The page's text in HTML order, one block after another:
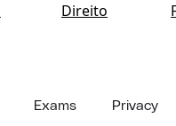
Direito
Exams Privacy